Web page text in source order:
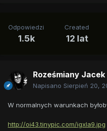
Odpowiedzi
1.5k
Created
12 lat
Roześmiany Jacek
Napisano Sierpień 20,
W normalnych warunkach
http://oi43.tinypic.com/igxla9.jpg